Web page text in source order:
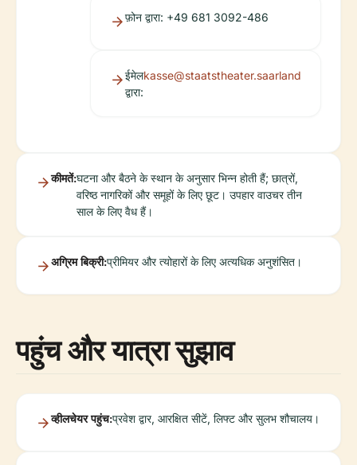
फ़ोन द्वारा: +49 681 3092-486
ईमेल
द्वारा:
kasse@staatstheater.saarland
कीमतें:घटना और बैठने के स्थान के अनुसार भिन्न होती हैं; छात्रों,
वरिष्ठ नागरिकों और समूहों के लिए छूट। उपहार वाउचर तीन
साल के लिए वैध हैं।
अग्रिम बिक्री:प्रीमियर और त्योहारों के लिए अत्यधिक अनुशंसित।
पहुंच और यात्रा सुझाव
व्हीलचेयर पहुंच:प्रवेश द्वार, आरक्षित सीटें, लिफ्ट और सुलभ शौचालय।